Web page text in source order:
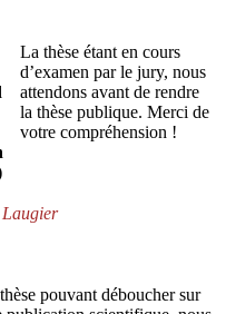
La thèse étant en cours
d’examen par le jury, nous
attendons avant de rendre
la thèse publique. Merci de
votre compréhension !
Laugier
pouvant déboucher sur